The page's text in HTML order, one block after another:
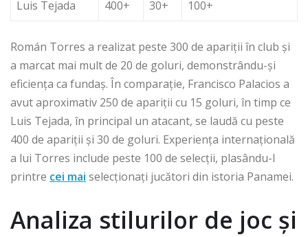
Luis Tejada 400+ 30+ 100+
Román Torres a realizat peste 300 de apariții în club și
a marcat mai mult de 20 de goluri, demonstrându-și
eficiența ca fundaș. În comparație, Francisco Palacios a
avut aproximativ 250 de apariții cu 15 goluri, în timp ce
Luis Tejada, în principal un atacant, se laudă cu peste
400 de apariții și 30 de goluri. Experiența internațională
a lui Torres include peste 100 de selecții, plasându-l
printre cei mai selecționați jucători din istoria Panamei.
Analiza stilurilor de joc și